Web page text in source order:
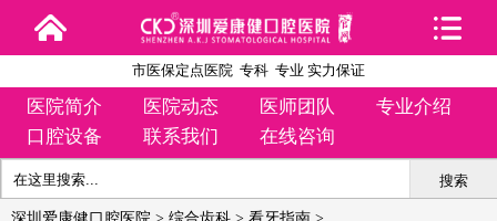
市医保定点医院 专科 专业 实力保证
医院简介 医院动态 医师团队
专业介绍
口腔设备
联系我们 在线咨询
搜索